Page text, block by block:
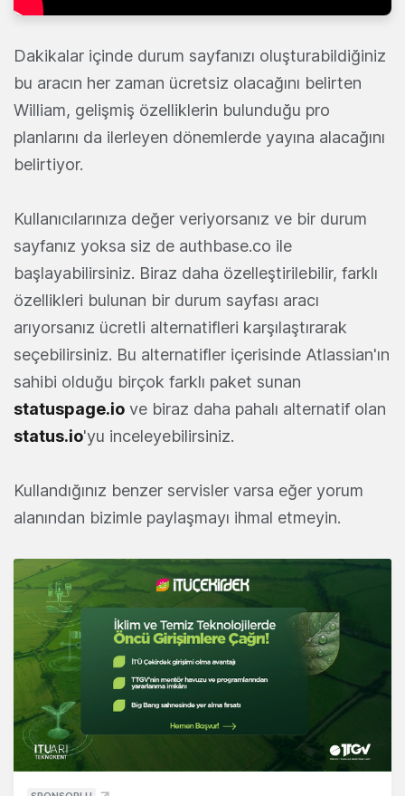
Dakikalar içinde durum sayfanızı oluşturabildiğiniz
bu aracın her zaman ücretsiz olacağını belirten
William, gelişmiş özelliklerin bulunduğu pro
planlarını da ilerleyen dönemlerde yayına alacağını
belirtiyor.
Kullanıcılarınıza değer veriyorsanız ve bir durum
sayfanız yoksa siz de authbase.co ile
başlayabilirsiniz. Biraz daha özelleştirilebilir, farklı
özellikleri bulunan bir durum sayfası aracı
arıyorsanız ücretli alternatifleri karşılaştırarak
seçebilirsiniz. Bu alternatifler içerisinde Atlassian'ın
sahibi olduğu birçok farklı paket sunan
statuspage.io ve biraz daha pahalı alternatif olan
status.io'yu inceleyebilirsiniz.
Kullandığınız benzer servisler varsa eğer yorum
alanından bizimle paylaşmayı ihmal etmeyin.